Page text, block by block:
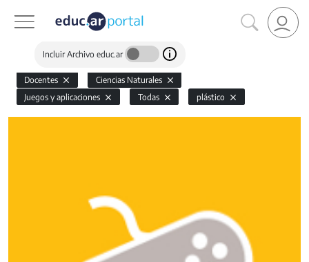
Incluir Archivo educ.ar
Docentes
Ciencias Naturales
Juegos y aplicaciones
Todas plástico